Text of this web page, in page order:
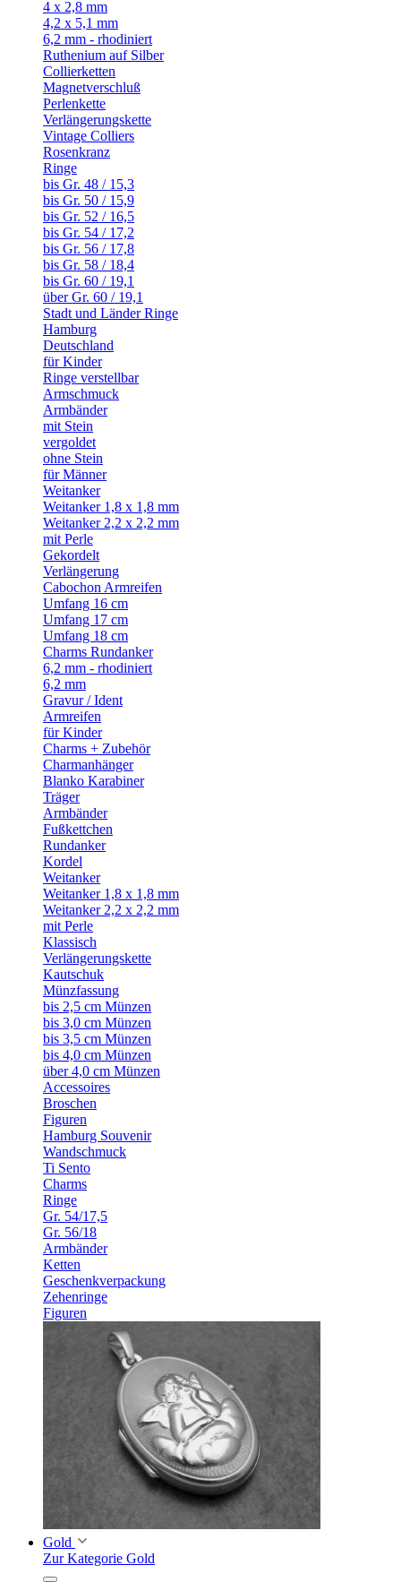
4 x 2,8 mm
4,2 x 5,1 mm
6,2 mm - rhodiniert
Ruthenium auf Silber
Collierketten
Magnetverschluß
Perlenkette
Verlängerungskette
Vintage Colliers
Rosenkranz
Ringe
bis Gr. 48 / 15,3
bis Gr. 50 / 15,9
bis Gr. 52 / 16,5
bis Gr. 54 / 17,2
bis Gr. 56 / 17,8
bis Gr. 58 / 18,4
bis Gr. 60 / 19,1
über Gr. 60 / 19,1
Stadt und Länder Ringe
Hamburg
Deutschland
für Kinder
Ringe verstellbar
Armschmuck
Armbänder
mit Stein
vergoldet
ohne Stein
für Männer
Weitanker
Weitanker 1,8 x 1,8 mm
Weitanker 2,2 x 2,2 mm
mit Perle
Gekordelt
Verlängerung
Cabochon Armreifen
Umfang 16 cm
Umfang 17 cm
Umfang 18 cm
Charms Rundanker
6,2 mm - rhodiniert
6,2 mm
Gravur / Ident
Armreifen
für Kinder
Charms + Zubehör
Charmanhänger
Blanko Karabiner
Träger
Armbänder
Fußkettchen
Rundanker
Kordel
Weitanker
Weitanker 1,8 x 1,8 mm
Weitanker 2,2 x 2,2 mm
mit Perle
Klassisch
Verlängerungskette
Kautschuk
Münzfassung
bis 2,5 cm Münzen
bis 3,0 cm Münzen
bis 3,5 cm Münzen
bis 4,0 cm Münzen
über 4,0 cm Münzen
Accessoires
Broschen
Figuren
Hamburg Souvenir
Wandschmuck
Ti Sento
Charms
Ringe
Gr. 54/17,5
Gr. 56/18
Armbänder
Ketten
Geschenkverpackung
Zehenringe
Figuren
Gold
Zur Kategorie Gold